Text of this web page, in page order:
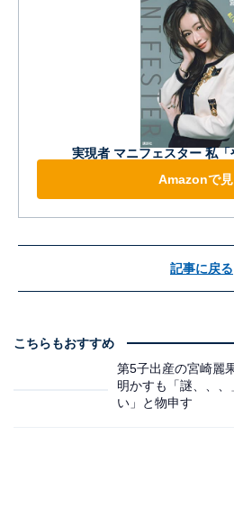
実現者 マニフェスター 私
Amazonで
記事に戻る
こちらもおすすめ
第5子出産の宮崎麗
明かすも「謎、、
い」と物申す